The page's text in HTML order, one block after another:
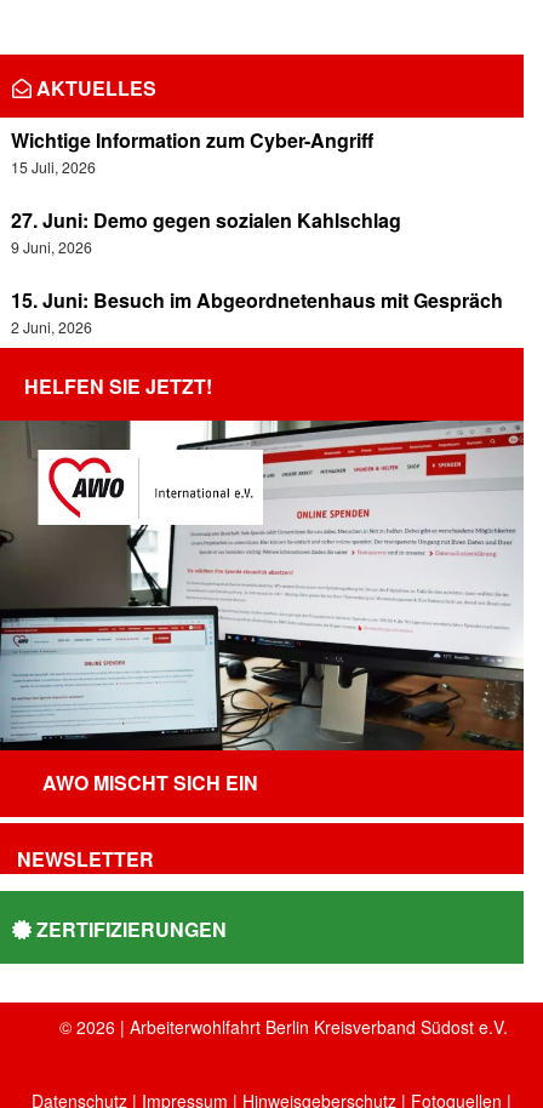
AKTUELLES
Wichtige Information zum Cyber-Angriff
15 Juli, 2026
27. Juni: Demo gegen sozialen Kahlschlag
9 Juni, 2026
15. Juni: Besuch im Abgeordnetenhaus mit Gespräch
2 Juni, 2026
HELFEN SIE JETZT!
AWO MISCHT SICH EIN
NEWSLETTER
ZERTIFIZIERUNGEN
© 2026 | Arbeiterwohlfahrt Berlin Kreisverband Südost e.V.
Datenschutz | Impressum | Hinweisgeberschutz | Fotoquellen |